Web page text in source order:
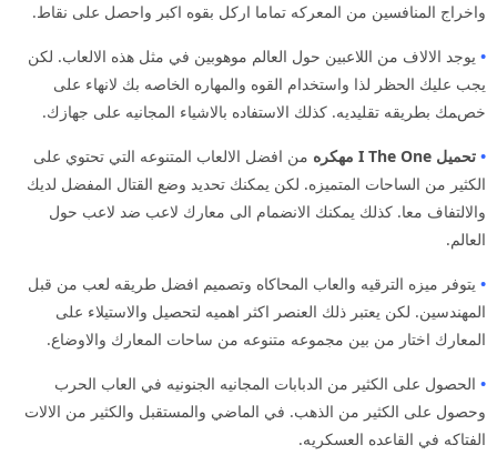
واخراج المنافسين من المعركه تماما اركل بقوه اكبر واحصل على نقاط.
• يوجد الالاف من اللاعبين حول العالم موهوبين في مثل هذه الالعاب. لكن
يجب عليك الحظر لذا واستخدام القوه والمهاره الخاصه بك لانهاء على
خصمك بطريقه تقليديه. كذلك الاستفاده بالاشياء المجانيه على جهازك.
• تحميل I The One مهكره من افضل الالعاب المتنوعه التي تحتوي على
الكثير من الساحات المتميزه. لكن يمكنك تحديد وضع القتال المفضل لديك
والالتفاف معا. كذلك يمكنك الانضمام الى معارك لاعب ضد لاعب حول
العالم.
• يتوفر ميزه الترقيه والعاب المحاكاه وتصميم افضل طريقه لعب من قبل
المهندسين. لكن يعتبر ذلك العنصر اكثر اهميه لتحصيل والاستيلاء على
المعارك اختار من بين مجموعه متنوعه من ساحات المعارك والاوضاع.
• الحصول على الكثير من الدبابات المجانيه الجنونيه في العاب الحرب
وحصول على الكثير من الذهب. في الماضي والمستقبل والكثير من الالات
الفتاكه في القاعده العسكريه.